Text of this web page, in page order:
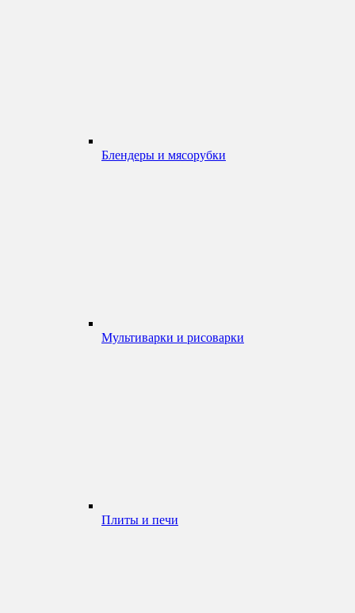
Блендеры и мясорубки
Мультиварки и рисоварки
Плиты и печи